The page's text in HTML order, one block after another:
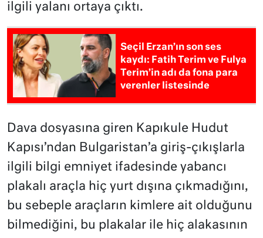
ilgili yalanı ortaya çıktı.
Seçil Erzan’ın son ses
kaydı: Fatih Terim ve Fulya
Terim’in adı da fona para
verenler listesinde
Dava dosyasına giren Kapıkule Hudut
Kapısı’ndan Bulgaristan’a giriş-çıkışlarla
ilgili bilgi emniyet ifadesinde yabancı
plakalı araçla hiç yurt dışına çıkmadığını,
bu sebeple araçların kimlere ait olduğunu
bilmediğini, bu plakalar ile hiç alakasının